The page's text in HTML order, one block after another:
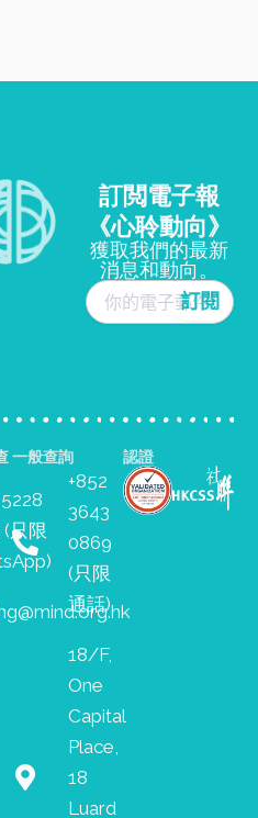
訂閲電子報
《心聆動向》
獲取我們的最新
消息和動向。
只限
一般查詢
+852
3643
0869
(只限
通話)
18/F,
One
Capital
Place,
18
Luard
認證